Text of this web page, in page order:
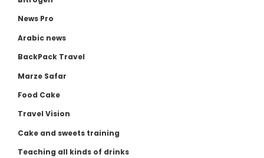
News Pro
Arabic news
BackPack Travel
Marze Safar
Food Cake
Travel Vision
Cake and sweets training
Teaching all kinds of drinks